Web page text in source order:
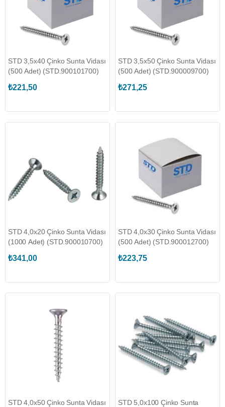
STD 3,5x40 Çinko Sunta Vidası
(500 Adet) (STD.900101700)
₺221,50
STD 3,5x50 Çinko Sunta Vidası
(500 Adet) (STD.900009700)
₺271,25
STD 4,0x20 Çinko Sunta Vidası
(1000 Adet) (STD.900010700)
₺341,00
STD 4,0x30 Çinko Sunta Vidası
(500 Adet) (STD.900012700)
₺223,75
STD 4,0x50 Çinko Sunta Vidası
STD 5,0x100 Çinko Sunta